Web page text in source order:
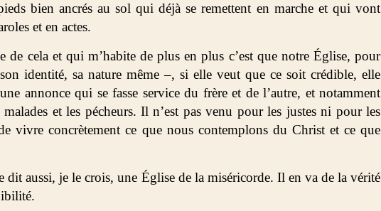
bien ancrés au sol qui déjà se remettent en marche et qui vont
et en actes.
cela et qui m’habite de plus en plus c’est que notre Église, pour
identité, sa nature même –, si elle veut que ce soit crédible, elle
annonce qui se fasse service du frère et de l’autre, et notamment
et les pécheurs. Il n’est pas venu pour les justes ni pour les
vivre concrètement ce que nous contemplons du Christ et ce que
aussi, je le crois, une Église de la miséricorde. Il en va de la vérité